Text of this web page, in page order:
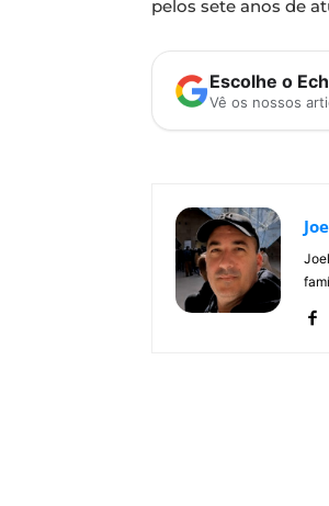
pelos sete anos de
Escolhe o
Vê os nossos